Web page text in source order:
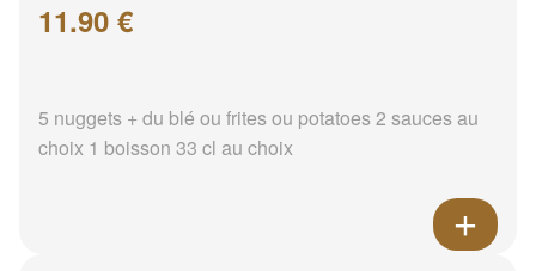
11.90 €
5 nuggets + du blé ou frites ou potatoes 2 sauces au
choix 1 boisson 33 cl au choix